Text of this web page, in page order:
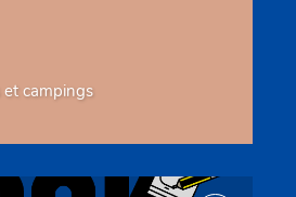
et campings